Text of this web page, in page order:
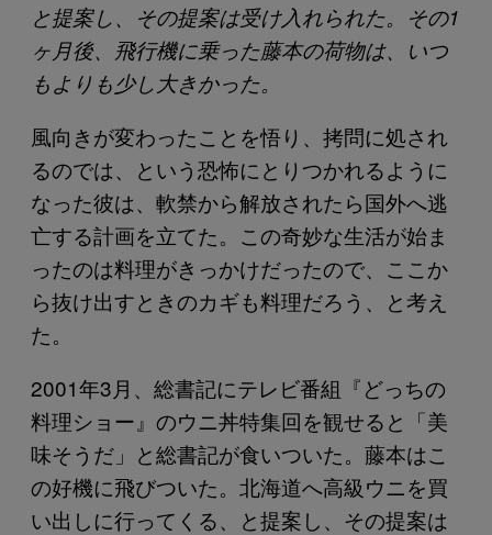
と提案し、その提案は受け入れられた。その1
ヶ月後、飛行機に乗った藤本の荷物は、いつ
もよりも少し大きかった。
風向きが変わったことを悟り、拷問に処され
るのでは、という恐怖にとりつかれるように
なった彼は、軟禁から解放されたら国外へ逃
亡する計画を立てた。この奇妙な生活が始ま
ったのは料理がきっかけだったので、ここか
ら抜け出すときのカギも料理だろう、と考え
た。
2001年3月、総書記にテレビ番組『どっちの
料理ショー』のウニ丼特集回を観せると「美
味そうだ」と総書記が食いついた。藤本はこ
の好機に飛びついた。北海道へ高級ウニを買
い出しに行ってくる、と提案し、その提案は